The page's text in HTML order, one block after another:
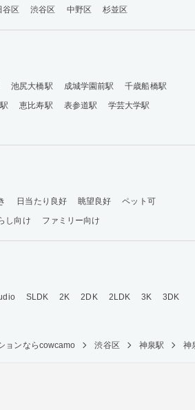
谷区 渋谷区 中野区 杉並区
池尻大橋駅 成城学園前駅
千歳船橋駅
恵比寿駅 表参道駅
学芸大学駅
日当たり良好 眺望良好
ペット可
し向け ファミリー向け
SLDK 2K 2DK 2LDK 3K
3DK
ョンならcowcamo 渋谷区 神泉駅 神